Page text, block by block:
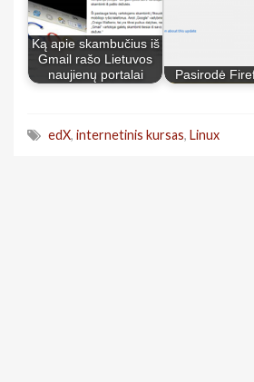
Ką apie skambučius iš
Gmail rašo Lietuvos
naujienų portalai
Pasirodė
edX, internetinis kursas, Linux